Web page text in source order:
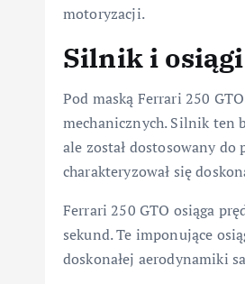
motoryzacji.
Silnik i osiągi
Pod maską Ferrari 250
mechanicznych. Silnik ten
ale został dostosowany
charakteryzował się
Ferrari 250 GTO osiąga
sekund. Te imponujące
doskonałej aerodynamiki